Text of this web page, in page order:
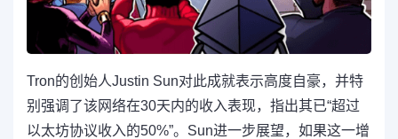
Tron的创始人Justin Sun对此成就表示高度自豪，并特
别强调了该网络在30天内的收入表现，指出其已“超过
以太坊协议收入的50%”。Sun进一步展望，如果这一增